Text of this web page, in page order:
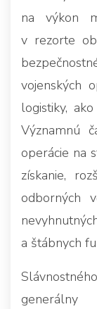
na výkon
v rezorte
vojenských
logistiky,
Významnú
operácie na
získanie,
odborných
a štábnych
generálny